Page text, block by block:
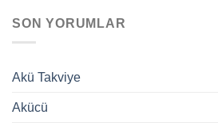
SON YORUMLAR
Akü Takviye
Akücü